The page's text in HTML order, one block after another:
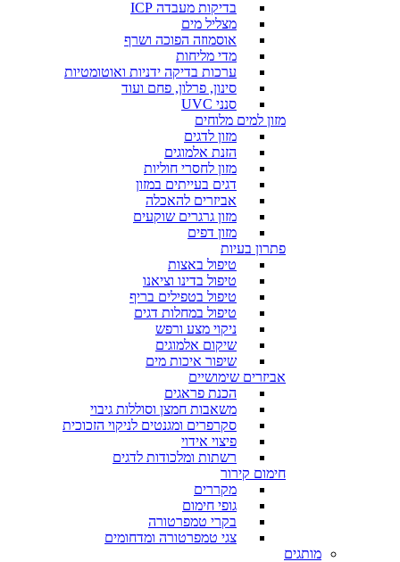
בדיקות מעבדה ICP
מצליל מים
אוסמוזה הפוכה ושרף
מדי מליחות
ערכות בדיקה ידניות ואוטומטיות
סינון, פרלון, פחם ועוד
סנני UVC
מזון למים מלוחים
מזון לדגים
הזנת אלמוגים
מזון לחסרי חוליות
דגים בעייתים במזון
אביזרים להאכלה
מזון גרגרים שוקעים
מזון דפים
פתרון בעיות
טיפול באצות
טיפול בדינו וציאנו
טיפול בטפילים בריף
טיפול במחלות דגים
ניקוי מצע ורפש
שיקום אלמוגים
שיפור איכות מים
אביזרים שימושיים
הכנת פראגים
משאבות חמצן וסוללות גיבוי
סקרפרים ומגנטים לניקוי הזכוכית
פיצוי אידוי
רשתות ומלכודות לדגים
חימום קירור
מקררים
גופי חימום
בקרי טמפרטורה
צגי טמפרטורה ומדחומים
מותגים